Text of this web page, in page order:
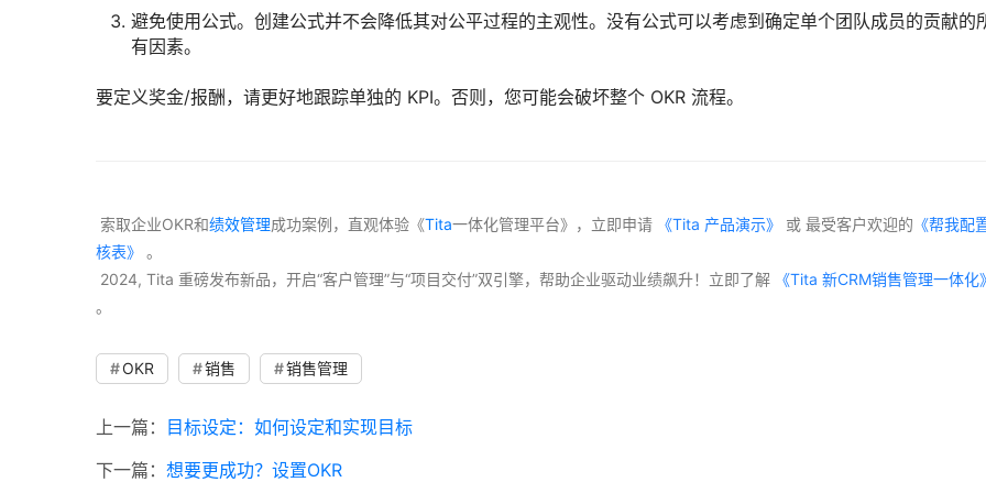
避免使用公式。创建公式并不会降低其对公平过程的主观性。没有公式可以考虑到确定单个团队成员的贡献的
有因素。
要定义奖金/报酬，请更好地跟踪单独的 KPI。否则，您可能会破坏整个 OKR 流程。
索取企业OKR和绩效管理成功案例，直观体验《Tita一体化管理平台》，立即申请 《Tita 产品演示》 或 最受客户欢迎的 《帮我配
核表》
。
2024, Tita 重磅发布新品，开启“客户管理”与“项目交付”双引擎，帮助企业驱动业绩飙升！立即了解
。
OKR 销售 销售管理
上一篇：
目标设定：如何设定和实现目标
下一篇： 想要更成功？设置OKR